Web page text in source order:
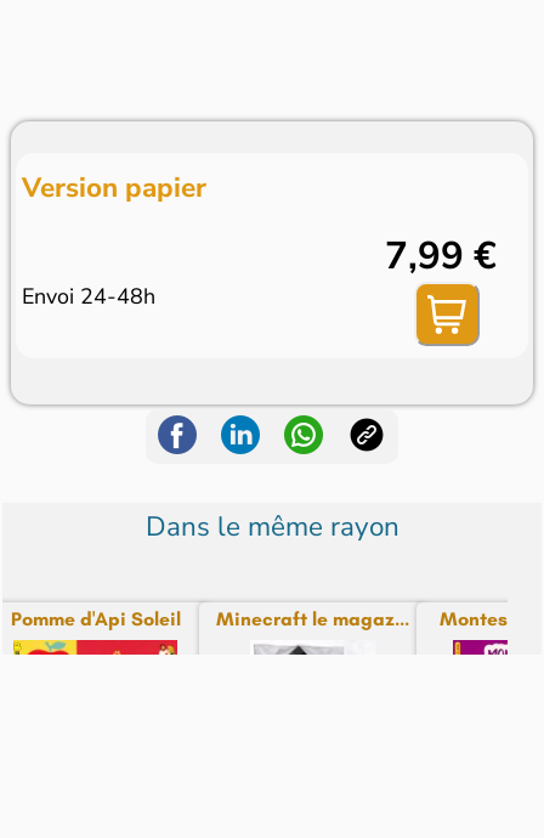
Version papier
Envoi 24-48h
7,99 €
Dans le même rayon
Pomme d'Api Soleil Minecraft le magaz... Montessori